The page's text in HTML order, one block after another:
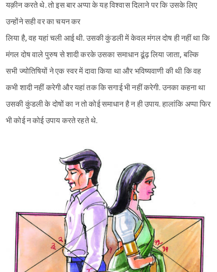
यक़ीन करते थे. तो इस बार अप्पा के यह विश्‍वास दिलाने पर कि उसके लिए
उन्होंने सही वर का चयन कर
लिया है, वह यहां चली आई थी. उसकी कुंडली में केवल मंगल दोष ही नहीं था कि
मंगल दोष वाले पुरुष से शादी करके उसका समाधान ढूंढ़ लिया जाता, बल्कि
सभी ज्योतिषियों ने एक स्वर में दावा किया था और भविष्यवाणी की थी कि वह
कभी शादी नहीं करेगी और यहां तक कि सगाई भी नहीं करेगी. उनका कहना था
उसकी कुंडली के दोषों का न तो कोई समाधान है न ही उपाय. हालांकि अप्पा फिर
भी कोई न कोई उपाय करते रहते थे.